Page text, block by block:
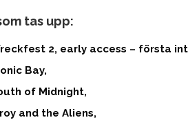
tas upp:
2, early access – första
Bay,
of Midnight,
and the Aliens,